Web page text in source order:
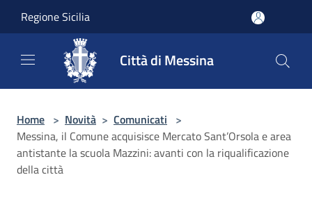
Regione Sicilia
Città di Messina
Home > Novità > Comunicati >
Messina, il Comune acquisisce Mercato Sant’Orsola e area
antistante la scuola Mazzini: avanti con la riqualificazione
della città